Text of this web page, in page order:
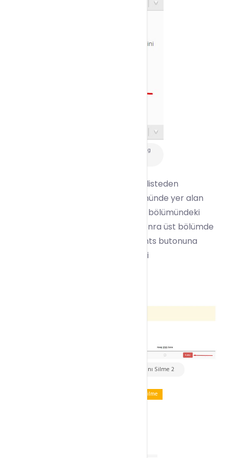
Hosting
Ardından silmek istediğiniz hesabı listeden
belirleyerek ya hesabın sağ bölümünde yer alan
Kaldır butonu ile ya da hesabın sol bölümündeki
onay kutucuğunu işaretledikten sonra üst bölümde
yer alan Remove Selected Accounts butonuna
tıklayarak hesabı kaldırma işlemini
WHM Hesabından Hosting Hesabını Silme 2
WHM Hesabından Hosting Hesabını Silme